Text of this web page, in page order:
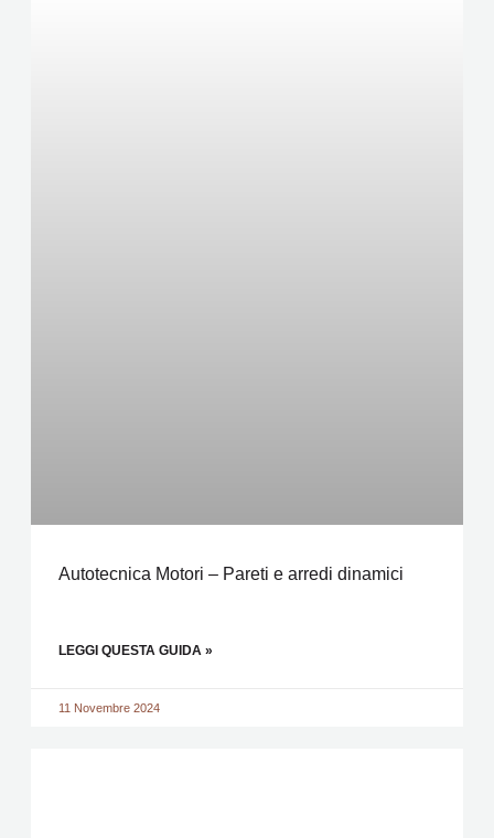
Autotecnica Motori – Pareti e arredi dinamici
LEGGI QUESTA GUIDA »
11 Novembre 2024